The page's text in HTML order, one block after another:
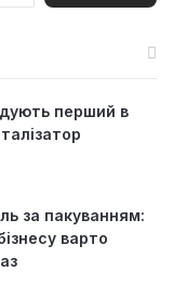
перший в
за пакуванням:
варто